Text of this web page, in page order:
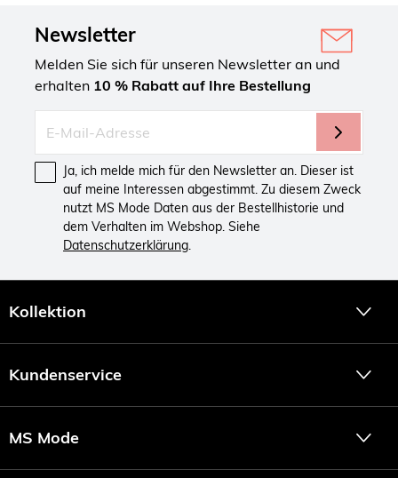
Newsletter
Melden Sie sich für unseren Newsletter an und
erhalten 10 % Rabatt auf Ihre Bestellung
Ja, ich melde mich für den Newsletter an. Dieser ist
auf meine Interessen abgestimmt. Zu diesem Zweck
nutzt MS Mode Daten aus der Bestellhistorie und
dem Verhalten im Webshop. Siehe
Datenschutzerklärung
Kollektion
Kundenservice
MS Mode